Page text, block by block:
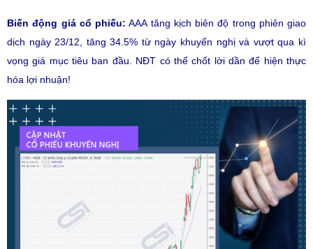
Biến động giá cổ phiếu: AAA tăng kịch biên độ trong phiên giao
dịch ngày 23/12, tăng 34.5% từ ngày khuyến nghị và vượt qua kì
vọng giá mục tiêu ban đầu. NĐT có thể chốt lời dần để hiện thực
hóa lợi nhuận!